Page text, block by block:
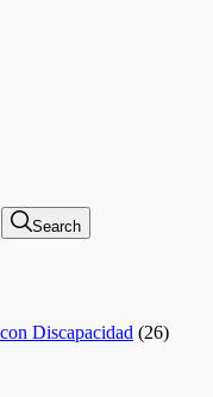
Search
Discapacidad (26)